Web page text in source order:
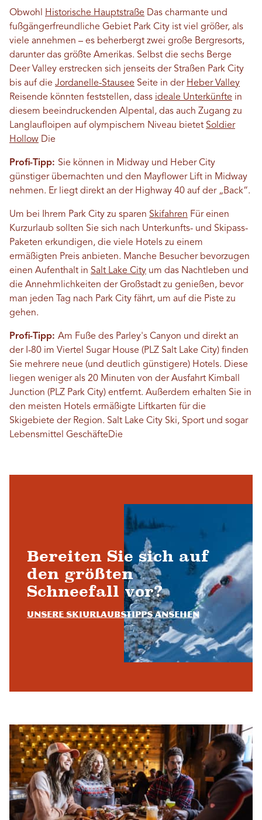
Obwohl Historische Hauptstraße Das charmante und
fußgängerfreundliche Gebiet Park City ist viel größer, als
viele annehmen – es beherbergt zwei große Bergresorts,
darunter das größte Amerikas. Selbst die sechs Berge
Deer Valley erstrecken sich jenseits der Straßen Park City
bis auf die Jordanelle-Stausee Seite in der Heber Valley
Reisende könnten feststellen, dass ideale Unterkünfte in
diesem beeindruckenden Alpental, das auch Zugang zu
Langlaufloipen auf olympischem Niveau bietet Soldier
Hollow Die
Profi-Tipp: Sie können in Midway und Heber City
günstiger übernachten und den Mayflower Lift in Midway
nehmen. Er liegt direkt an der Highway 40 auf der „Back“.
Um bei Ihrem Park City zu sparen Skifahren Für einen
Kurzurlaub sollten Sie sich nach Unterkunfts- und Skipass-
Paketen erkundigen, die viele Hotels zu einem
ermäßigten Preis anbieten. Manche Besucher bevorzugen
einen Aufenthalt in Salt Lake City um das Nachtleben und
die Annehmlichkeiten der Großstadt zu genießen, bevor
man jeden Tag nach Park City fährt, um auf die Piste zu
gehen.
Profi-Tipp: Am Fuße des Parley's Canyon und direkt an
der I-80 im Viertel Sugar House (PLZ Salt Lake City) finden
Sie mehrere neue (und deutlich günstigere) Hotels. Diese
liegen weniger als 20 Minuten von der Ausfahrt Kimball
Junction (PLZ Park City) entfernt. Außerdem erhalten Sie in
den meisten Hotels ermäßigte Liftkarten für die
Skigebiete der Region. Salt Lake City Ski, Sport und sogar
Lebensmittel GeschäfteDie
Bereiten Sie sich auf
den größten
Schneefall vor?
Unsere Skiurlaubstipps ansehen